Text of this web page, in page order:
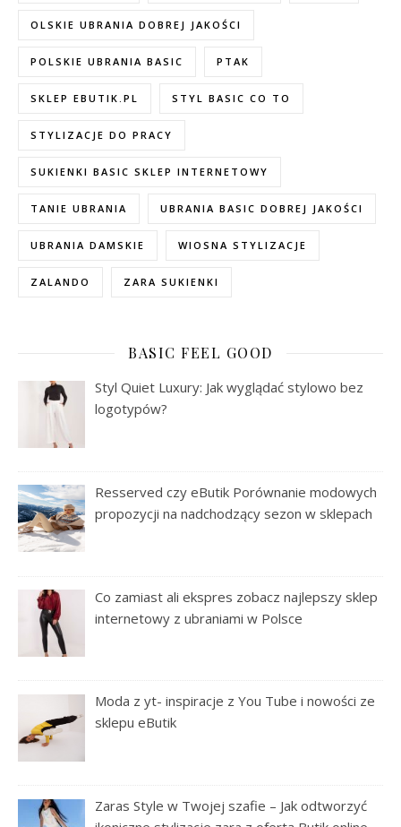
OLSKIE UBRANIA DOBREJ JAKOŚCI
POLSKIE UBRANIA BASIC PTAK
SKLEP EBUTIK.PL STYL BASIC CO TO
STYLIZACJE DO PRACY
SUKIENKI BASIC SKLEP INTERNETOWY
TANIE UBRANIA UBRANIA BASIC DOBREJ JAKOŚCI
UBRANIA DAMSKIE WIOSNA STYLIZACJE
ZALANDO ZARA SUKIENKI
BASIC FEEL GOOD
Styl Quiet Luxury: Jak wyglądać stylowo bez
logotypów?
Resserved czy eButik Porównanie modowych
propozycji na nadchodzący sezon w sklepach
Co zamiast ali ekspres zobacz najlepszy sklep
internetowy z ubraniami w Polsce
Moda z yt- inspiracje z You Tube i nowości ze
sklepu eButik
Zaras Style w Twojej szafie – Jak odtworzyć